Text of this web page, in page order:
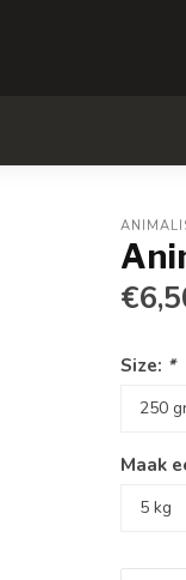
Size: *
Maak